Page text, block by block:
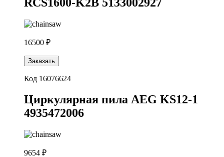
16500 ₽
Заказать
Код 16076624
Циркулярная пила AEG KS12-1
4935472006
9654 ₽